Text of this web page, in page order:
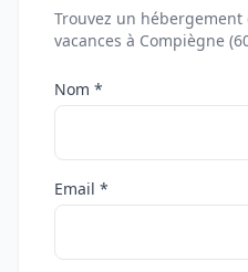
Trouvez un
vacances à Compiègne
Nom *
Email *